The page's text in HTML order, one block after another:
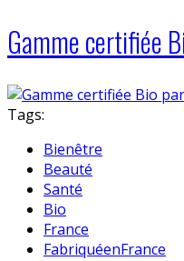
Gamme certifiée
Tags:
Bienêtre
Beauté
Santé
Bio
France
FabriquéenFrance